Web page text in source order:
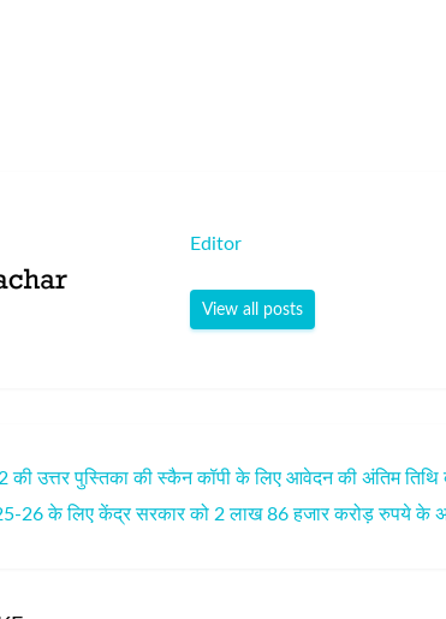
Editor
View all posts
की उत्तर पुस्तिका की स्कैन कॉपी के लिए आवेदन की अंतिम तिथि
26 के लिए केंद्र सरकार को 2 लाख 86 हजार करोड़ रुपये के